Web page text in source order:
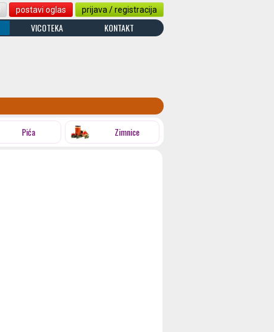
postavi oglas prijava / registracija
VICOTEKA KONTAKT
Pića Zimnice